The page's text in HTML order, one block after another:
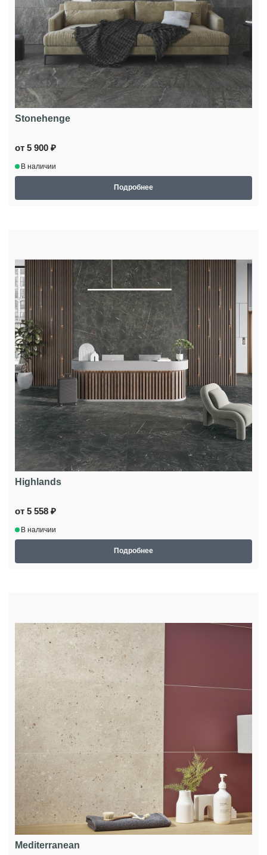
Stonehenge
от 5 900 ₽
В наличии
Подробнее
Highlands
от 5 558 ₽
В наличии
Подробнее
Mediterranean